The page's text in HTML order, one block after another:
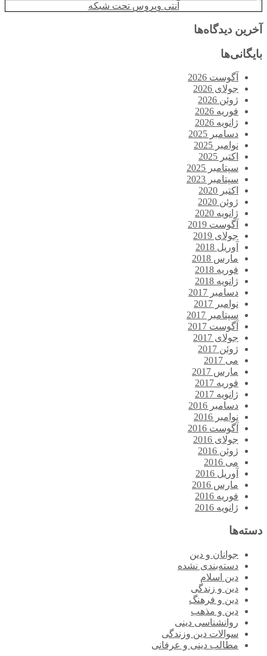
آنتی ویروس تحت شبکه
آخرین دیدگاه‌ها
بایگانی‌ها
آگوست 2026
جولای 2026
ژوئن 2026
فوریه 2026
ژانویه 2026
دسامبر 2025
نوامبر 2025
اکتبر 2025
سپتامبر 2025
سپتامبر 2023
اکتبر 2020
ژوئن 2020
ژانویه 2020
آگوست 2019
جولای 2019
آوریل 2018
مارس 2018
فوریه 2018
ژانویه 2018
دسامبر 2017
نوامبر 2017
سپتامبر 2017
آگوست 2017
جولای 2017
ژوئن 2017
می 2017
مارس 2017
فوریه 2017
ژانویه 2017
دسامبر 2016
نوامبر 2016
آگوست 2016
جولای 2016
ژوئن 2016
می 2016
آوریل 2016
مارس 2016
فوریه 2016
ژانویه 2016
دسته‌ها
جوانان و دین
دسته‌بندی نشده
دین اسلام
دین و زندگی
دین و فرهنگ
دین و مذهب
روانشناسی دینی
سوالات دین وزندگی
مطالب دینی و عرفانی